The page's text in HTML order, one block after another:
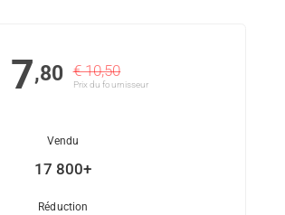
7,80 € 10,50
Prix ​​du fournisseur
Vendu
17 800+
Réduction